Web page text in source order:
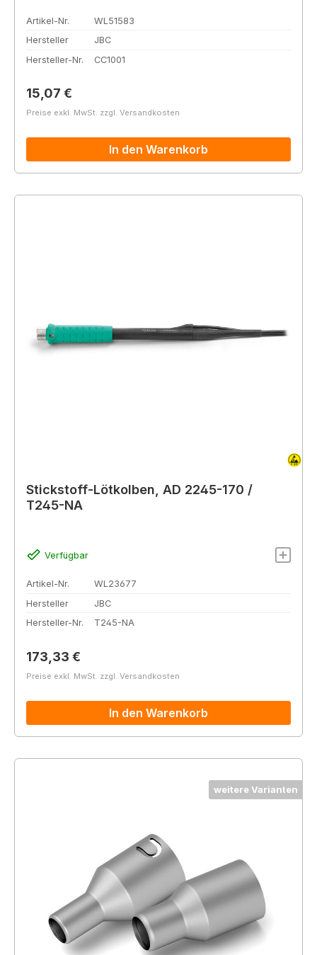
Artikel-Nr.
WL51583
Hersteller
JBC
Hersteller-Nr.
CC1001
Regulärer Preis:
15,07 €
Preise exkl. MwSt. zzgl. Versandkosten
In den Warenkorb
Stickstoff-Lötkolben, AD 2245-170 /
T245-NA
Verfügbar
Artikel-Nr.
WL23677
Hersteller
JBC
Hersteller-Nr.
T245-NA
Regulärer Preis:
173,33 €
Preise exkl. MwSt. zzgl. Versandkosten
In den Warenkorb
weitere Varianten